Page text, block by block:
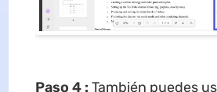
Paso 4 : También puedes